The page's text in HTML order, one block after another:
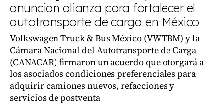
anuncian alianza para fortalecer el
autotransporte de carga en México
Volkswagen Truck & Bus México (VWTBM) y la
Cámara Nacional del Autotransporte de Carga
(CANACAR) firmaron un acuerdo que otorgará a
los asociados condiciones preferenciales para
adquirir camiones nuevos, refacciones y
servicios de postventa